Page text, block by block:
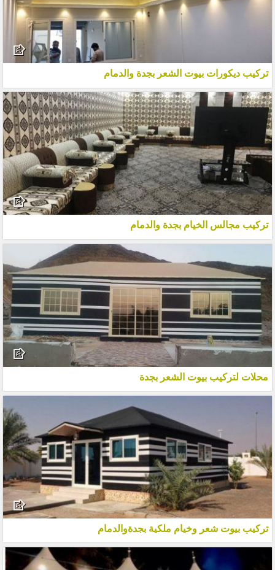
تركيب ديكورات بيوت الشعر بجدة والدمام
تركيب مجالس الخيام بجدة والدمام
محلات لتركيب بيوت الشعر بجدة
تركيب بيوت شعر وخيام ملكية بجدةوالدمام